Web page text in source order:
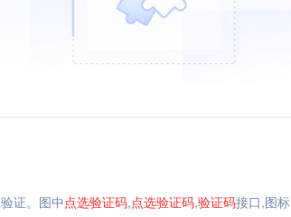
证。图中点选验证码,点选验证码,验证码接口,图标